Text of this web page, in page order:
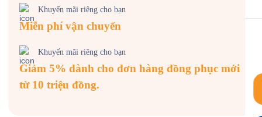
Khuyến mãi riêng cho bạn
Miễn phí vận chuyển
Khuyến mãi riêng cho bạn
Giảm 5% dành cho đơn hàng đồng phục mới
từ 10 triệu đồng.